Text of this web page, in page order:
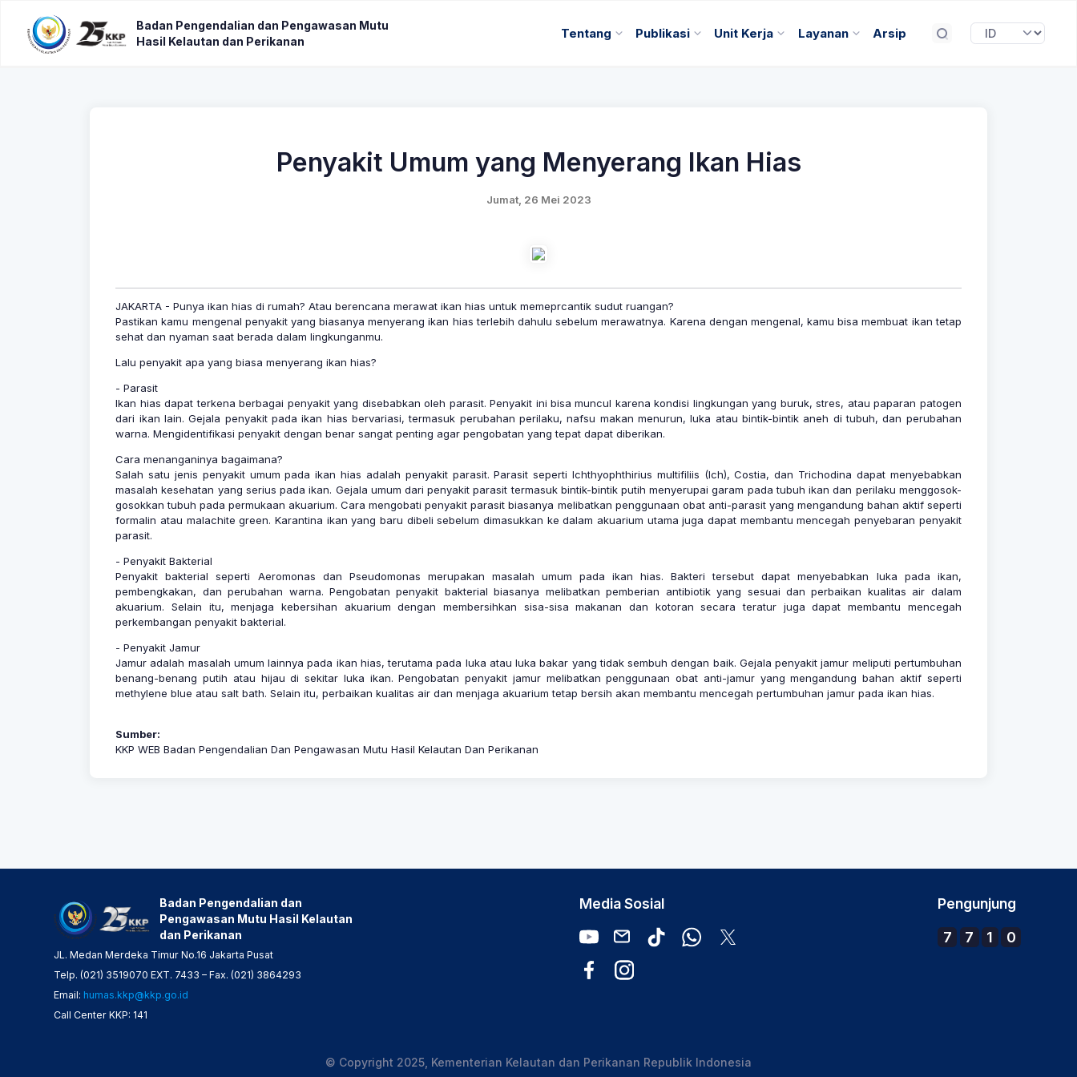
Badan Pengendalian dan Pengawasan Mutu
Hasil Kelautan dan Perikanan
Tentang Publikasi Unit Kerja Layanan Arsip
Penyakit Umum yang Menyerang Ikan Hias
Jumat, 26 Mei 2023
JAKARTA - Punya ikan hias di rumah? Atau berencana merawat ikan hias untuk memeprcantik sudut ruangan?
Pastikan kamu mengenal penyakit yang biasanya menyerang ikan hias terlebih dahulu sebelum merawatnya. Karena dengan mengenal, kamu bisa membuat ikan tetap
sehat dan nyaman saat berada dalam lingkunganmu.
Lalu penyakit apa yang biasa menyerang ikan hias?
- Parasit
Ikan hias dapat terkena berbagai penyakit yang disebabkan oleh parasit. Penyakit ini bisa muncul karena kondisi lingkungan yang buruk, stres, atau paparan patogen
dari ikan lain. Gejala penyakit pada ikan hias bervariasi, termasuk perubahan perilaku, nafsu makan menurun, luka atau bintik-bintik aneh di tubuh, dan perubahan
warna. Mengidentifikasi penyakit dengan benar sangat penting agar pengobatan yang tepat dapat diberikan.
Cara menanganinya bagaimana?
Salah satu jenis penyakit umum pada ikan hias adalah penyakit parasit. Parasit seperti Ichthyophthirius multifiliis (Ich), Costia, dan Trichodina dapat menyebabkan
masalah kesehatan yang serius pada ikan. Gejala umum dari penyakit parasit termasuk bintik-bintik putih menyerupai garam pada tubuh ikan dan perilaku menggosok-
gosokkan tubuh pada permukaan akuarium. Cara mengobati penyakit parasit biasanya melibatkan penggunaan obat anti-parasit yang mengandung bahan aktif seperti
formalin atau malachite green. Karantina ikan yang baru dibeli sebelum dimasukkan ke dalam akuarium utama juga dapat membantu mencegah penyebaran penyakit
parasit.
- Penyakit Bakterial
Penyakit bakterial seperti Aeromonas dan Pseudomonas merupakan masalah umum pada ikan hias. Bakteri tersebut dapat menyebabkan luka pada ikan,
pembengkakan, dan perubahan warna. Pengobatan penyakit bakterial biasanya melibatkan pemberian antibiotik yang sesuai dan perbaikan kualitas air dalam
akuarium. Selain itu, menjaga kebersihan akuarium dengan membersihkan sisa-sisa makanan dan kotoran secara teratur juga dapat membantu mencegah
perkembangan penyakit bakterial.
- Penyakit Jamur
Jamur adalah masalah umum lainnya pada ikan hias, terutama pada luka atau luka bakar yang tidak sembuh dengan baik. Gejala penyakit jamur meliputi pertumbuhan
benang-benang putih atau hijau di sekitar luka ikan. Pengobatan penyakit jamur melibatkan penggunaan obat anti-jamur yang mengandung bahan aktif seperti
methylene blue atau salt bath. Selain itu, perbaikan kualitas air dan menjaga akuarium tetap bersih akan membantu mencegah pertumbuhan jamur pada ikan hias.
Sumber:
KKP WEB Badan Pengendalian Dan Pengawasan Mutu Hasil Kelautan Dan Perikanan
Badan Pengendalian dan
Pengawasan Mutu Hasil Kelautan
dan Perikanan
JL. Medan Merdeka Timur No.16 Jakarta Pusat
Telp. (021) 3519070 EXT. 7433 – Fax. (021) 3864293
Email: humas.kkp@kkp.go.id
Call Center KKP: 141
Media Sosial Pengunjung
7 7 1 0
© Copyright 2025, Kementerian Kelautan dan Perikanan Republik Indonesia